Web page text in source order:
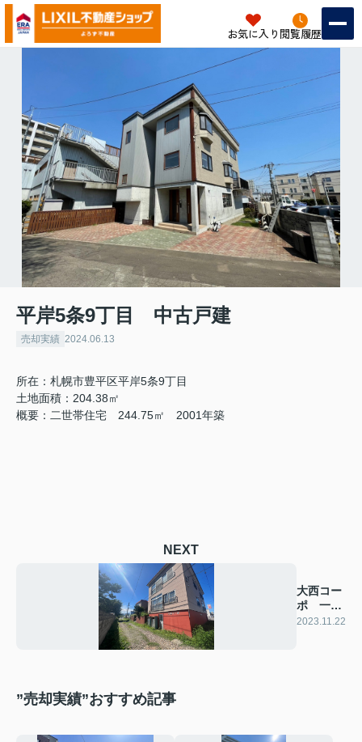
お気に入り 閲覧履歴
平岸5条9丁目 中古戸建
売却実績 2024.06.13
所在：札幌市豊平区平岸5条9丁目
土地面積：204.38㎡
概要：二世帯住宅 244.75㎡ 2001年築
NEXT
大西コー
ポ 一棟
アパート
2023.11.22
”売却実績”おすすめ記事